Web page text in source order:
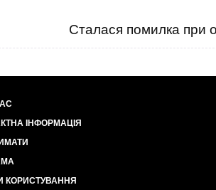
Сталася помилка при
ІНФОРМАЦІЯ
КОРИСТУВАННЯ